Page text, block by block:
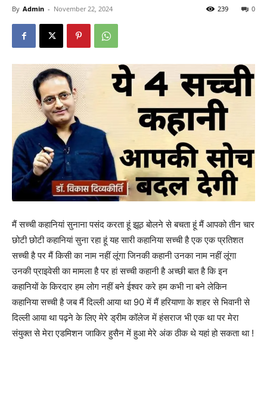
By Admin - November 22, 2024 0
239
मैं सच्ची कहानियां सुनाना पसंद करता हूं झूठ बोलने से बचता हूं मैं आपको तीन चार
छोटी छोटी कहानियां सुना रहा हूं यह सारी कहानिया सच्ची है एक एक प्रतिशत
सच्ची है पर मैं किसी का नाम नहीं लूंगा जिनकी कहानी उनका नाम नहीं लूंगा
उनकी प्राइवेसी का मामला है पर हां सच्ची कहानी है अच्छी बात है कि इन
कहानियों के किरदार हम लोग नहीं बने ईश्वर करे हम कभी ना बने लेकिन
कहानिया सच्ची है जब मैं दिल्ली आया था 90 में मैं हरियाणा के शहर से भिवानी से
दिल्ली आया था पढ़ने के लिए मेरे ड्रीम कॉलेज में हंसराज भी एक था पर मेरा
संयुक्त से मेरा एडमिशन जाकिर हुसैन में हुआ मेरे अंक ठीक थे यहां हो सकता था !